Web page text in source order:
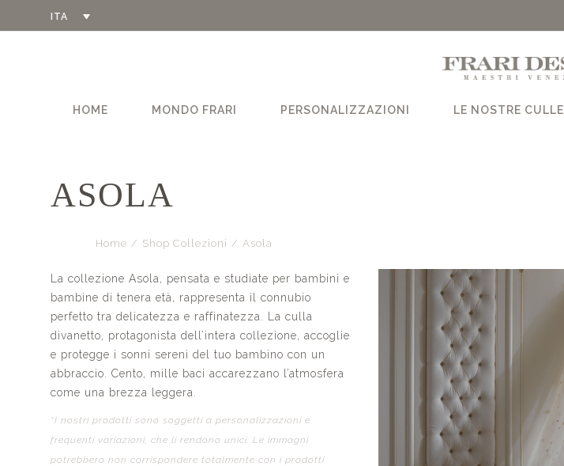
ITA
HOME MONDO FRARI PERSONALIZZAZIONI LE NOSTRE CULLE
ASOLA
Home / Shop Collezioni / Asola
La collezione Asola, pensata e studiate per bambini e
bambine di tenera età, rappresenta il connubio
perfetto tra delicatezza e raffinatezza. La culla
divanetto, protagonista dell’intera collezione, accoglie
e protegge i sonni sereni del tuo bambino con un
abbraccio. Cento, mille baci accarezzano l’atmosfera
come una brezza leggera.
*I nostri prodotti sono soggetti a personalizzazioni e
frequenti variazioni, che li rendono unici. Le immagni
potrebbero non corrispondere totalmente con i prodotti